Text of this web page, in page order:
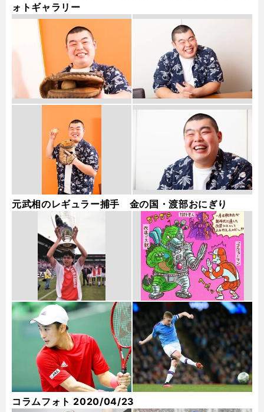
ォトギャラリー
元武相のレギュラー捕手 金の国・渡部おにぎり
コラムフォト 2020/04/23